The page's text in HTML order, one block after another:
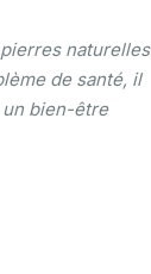
naturelles
de santé, il
bien-être